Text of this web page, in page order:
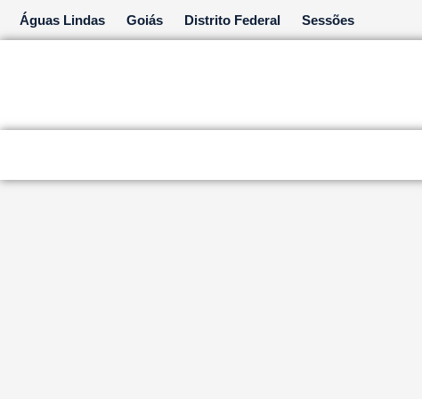
para
Águas Lindas Goiás Distrito Federal Sessões